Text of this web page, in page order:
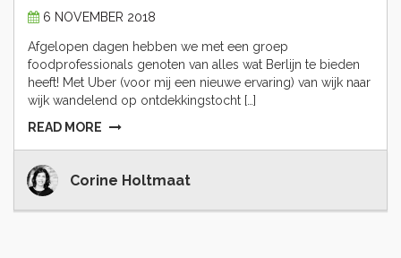
6 NOVEMBER 2018
Afgelopen dagen hebben we met een groep
foodprofessionals genoten van alles wat Berlijn te bieden
heeft! Met Uber (voor mij een nieuwe ervaring) van wijk naar
wijk wandelend op ontdekkingstocht […]
READ MORE
Corine Holtmaat